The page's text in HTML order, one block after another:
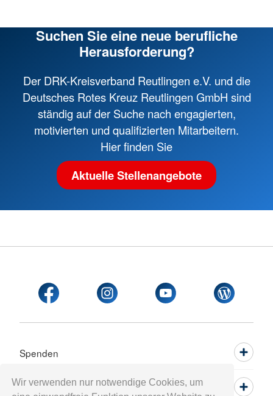
Wir verwenden nur notwendige Cookies, um
Suchen Sie eine neue berufliche
Herausforderung?
Der DRK-Kreisverband Reutlingen e.V. und die
Deutsches Rotes Kreuz Reutlingen GmbH sind
ständig auf der Suche nach engagierten,
motivierten und qualifizierten Mitarbeitern.
Hier finden Sie
Aktuelle Stellenangebote
Spenden
Mitwirken